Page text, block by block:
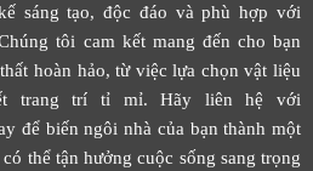
sáng tạo, độc đáo và phù hợp với
tôi cam kết mang đến cho bạn
hoàn hảo, từ việc lựa chọn vật liệu
trang trí tỉ mỉ. Hãy liên hệ với
để biến ngôi nhà của bạn thành một
thể tận hưởng cuộc sống sang trọng